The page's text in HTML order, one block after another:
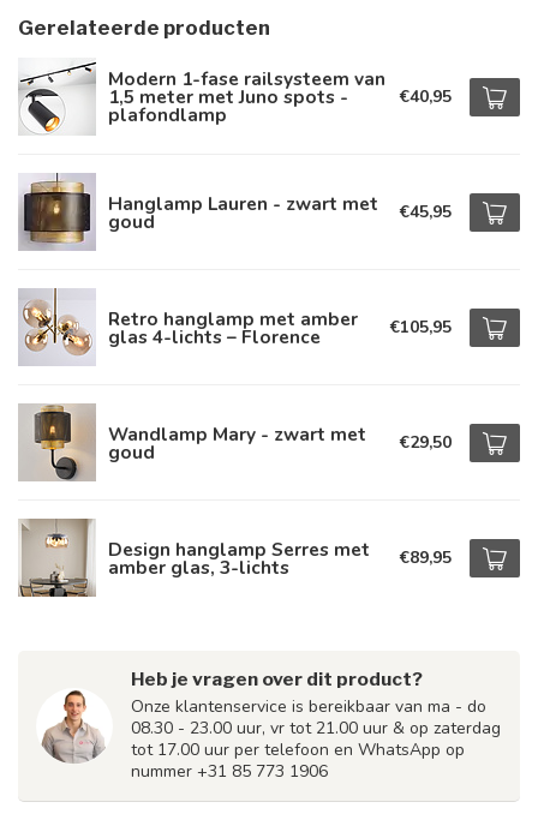
Gerelateerde producten
Modern 1-fase railsysteem van
1,5 meter met Juno spots -
plafondlamp
€40,95
Hanglamp Lauren - zwart met
goud €45,95
Retro hanglamp met amber
glas 4-lichts – Florence €105,95
Wandlamp Mary - zwart met
goud €29,50
Design hanglamp Serres met
amber glas, 3-lichts €89,95
Heb je vragen over dit product?
Onze klantenservice is bereikbaar van ma - do
08.30 - 23.00 uur, vr tot 21.00 uur & op zaterdag
tot 17.00 uur per telefoon en WhatsApp op
nummer +31 85 773 1906